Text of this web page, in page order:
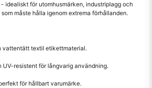
idealiskt för utomhusmärken, industriplagg och
måste hålla igenom extrema förhållanden.
vattentätt textil etikettmaterial.
UV-resistent för långvarig användning.
för hållbart varumärke.